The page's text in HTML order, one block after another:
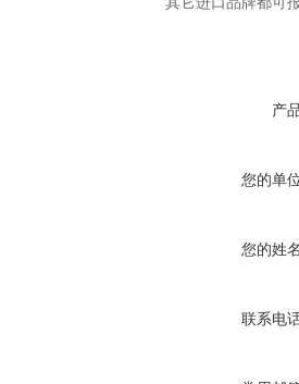
产
您的单
您的姓
联系电